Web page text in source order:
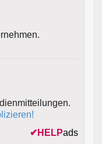
✔ HELPads